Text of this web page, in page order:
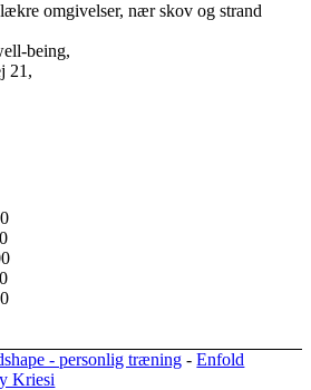
omgivelser, nær skov og strand
being,
21,
- personlig træning -Enfold
Kriesi